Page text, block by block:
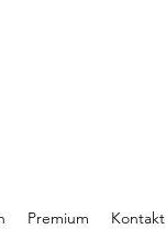
Premium Kontakt